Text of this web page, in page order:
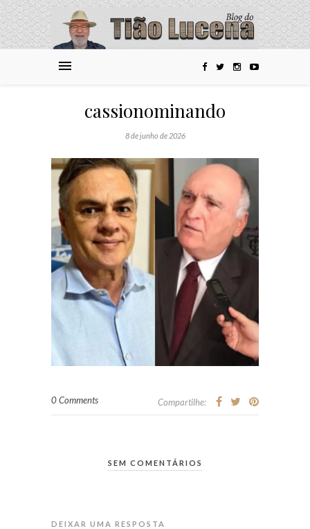
cassionominando
8 de junho de 2026
0 Comments Compartilhe:
SEM COMENTÁRIOS
DEIXAR UMA RESPOSTA